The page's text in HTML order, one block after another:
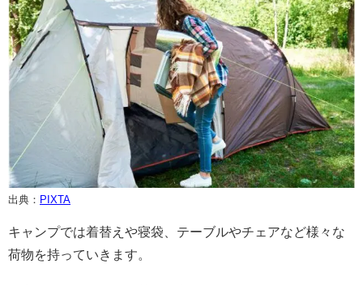
出典： PIXTA
キャンプでは着替えや寝袋、テーブルやチェアなど様々な
荷物を持っていきます。